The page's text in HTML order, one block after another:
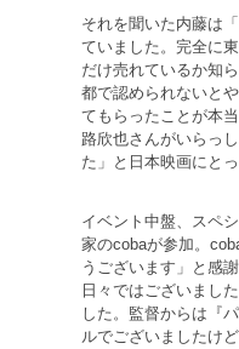
それを聞いた内藤は
ていました。完全に
だけ売れているか知
都で認められないと
てもらったことが本
路欣也さんがいらっ
た」と日本映画にと
イベント中盤、スペ
家のcobaが参加。
うございます」と感
日々ではございまし
した。監督からは『
ルでございましたけ